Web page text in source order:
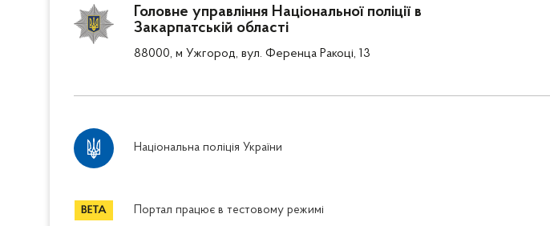
Головне управління Національної поліції в
Закарпатській області
88000, м Ужгород, вул. Ференца Ракоці, 13
Національна поліція України
Портал працює в тестовому режимі